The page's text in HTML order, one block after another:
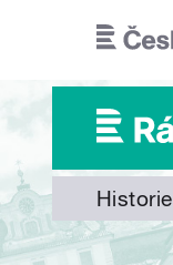
Historie